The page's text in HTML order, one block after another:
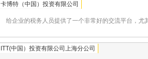
卡博特（中国）投资有限公司
给企业的税务人员提供了一个非常好的交流平台，尤
ITT(中国）投资有限公司上海分公司